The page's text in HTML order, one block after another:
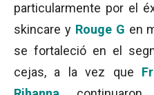
particularmente por el
skincare y Rouge G en
se fortaleció en el
cejas, a la vez que